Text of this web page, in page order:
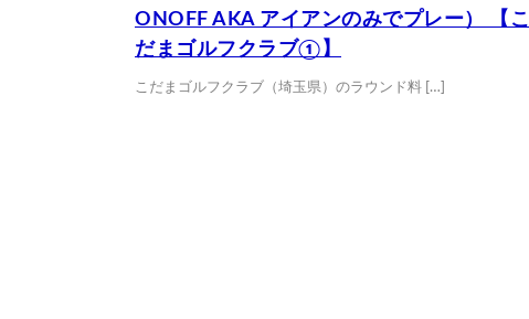
ONOFF AKA アイアンのみでプレー） 【こ
だまゴルフクラブ①】
こだまゴルフクラブ（埼玉県）のラウンド料 […]